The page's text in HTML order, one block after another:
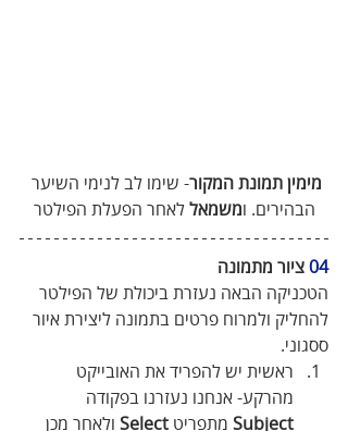
מימין תמונת המקור- שימו לב לנימי השיער
הבהירים. ומשמאל לאחר הפעלת הפילטר
04 ציור מתמונה
הטכניקה הבאה נעזרת ביכולת של הפילטר
להחליק ולמרוח פרטים בתמונה ליצירת איור
ססגוני.
ראשית יש להפריד את האובייקט
מהרקע- אנחנו נעזרנו בפקודה
Subject מתפריט Select ולאחר מכן